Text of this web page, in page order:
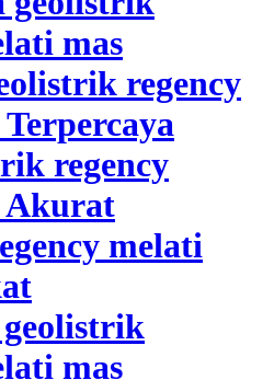
mas
regency
regency
Akurat
melati
geolistrik
mas